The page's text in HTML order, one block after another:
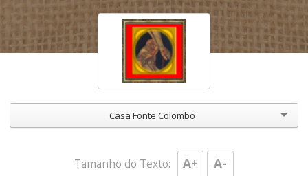
Casa Fonte Colombo
Tamanho do Texto: A+ A-